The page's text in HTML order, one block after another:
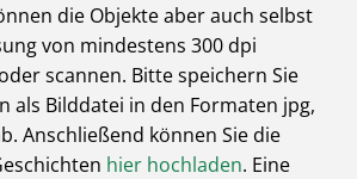
die Objekte aber auch selbst
von mindestens 300 dpi
scannen. Bitte speichern Sie
als Bilddatei in den Formaten jpg,
Anschließend können Sie die
hier hochladen. Eine